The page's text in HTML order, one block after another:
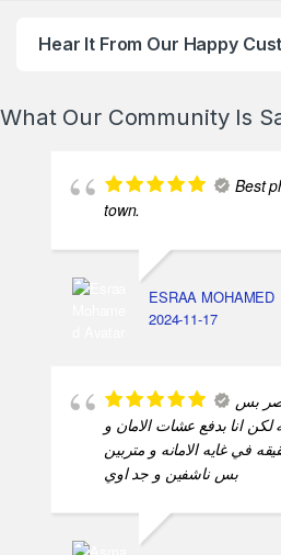
Hear It From Our Happy
What Our Community Is
Best
town.
ESRAA MOHAMED
2024-11-17
بس
لكن انا بدفع عشات الامان و
في غايه الامانه و متربين
بس ناشفين و جد اوي